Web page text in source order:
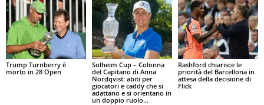
Trump Turnberry è
morto in 28 Open
Solheim Cup – Colonna
del Capitano di Anna
Nordqvist: abiti per
giocatori e caddy che si
adattano e si orientano in
un doppio ruolo...
Rashford chiarisce le
priorità del Barcellona in
attesa della decisione di
Flick